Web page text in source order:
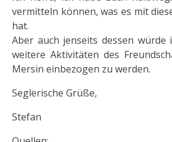
vermitteln können, was es mit
hat.
Aber auch jenseits dessen würde
weitere Aktivitäten des
Mersin einbezogen zu werden.
Seglerische Grüße,
Stefan